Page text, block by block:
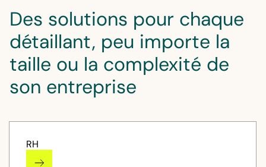
Des solutions pour chaque
détaillant, peu importe la
taille ou la complexité de
son entreprise
RH